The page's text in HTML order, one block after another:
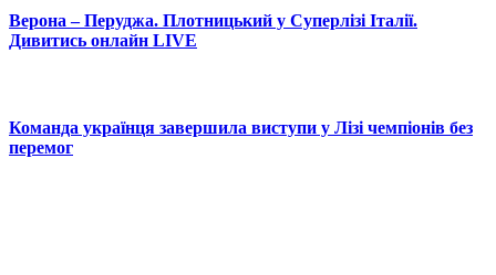
Верона – Перуджа. Плотницький у Суперлізі Італії.
Дивитись онлайн LIVE
Команда українця завершила виступи у Лізі чемпіонів без
перемог